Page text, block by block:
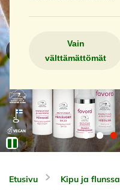
Vain
välttämättömät
Etusivu Kipu ja flunssa